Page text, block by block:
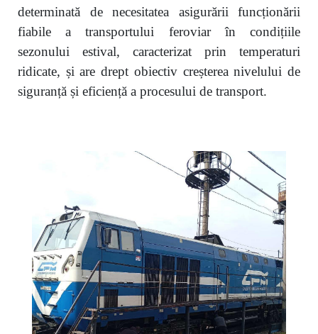
determinată de necesitatea asigurării funcționării
fiabile a transportului feroviar în condițiile
sezonului estival, caracterizat prin temperaturi
ridicate, și are drept obiectiv creșterea nivelului de
siguranță și eficiență a procesului de transport.